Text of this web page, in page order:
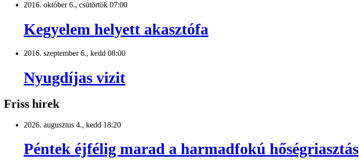
2016. október 6., csütörtök 07:00
Kegyelem helyett akasztófa
2016. szeptember 6., kedd 08:00
Nyugdíjas vizit
Friss hírek
2026. augusztus 4., kedd 18:20
Péntek éjfélig marad a harmadfokú hőségriasztás